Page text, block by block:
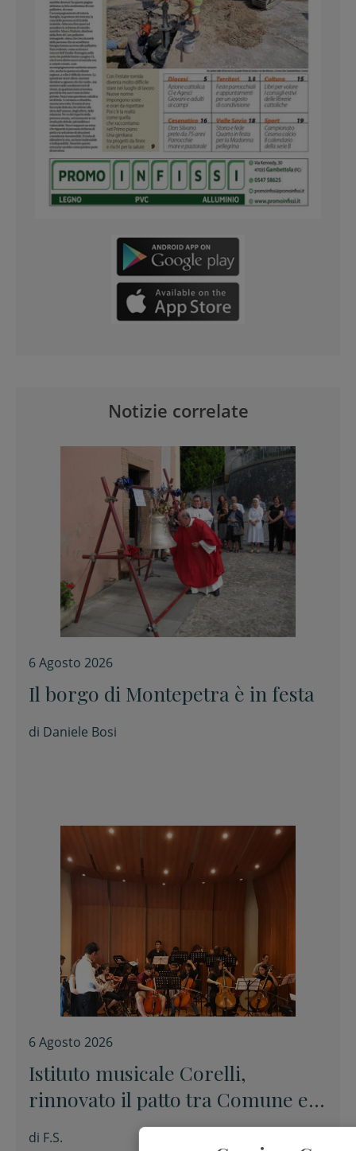
Notizie correlate
6 Agosto 2026
Il borgo di Montepetra è in festa
di Daniele Bosi
6 Agosto 2026
Istituto musicale Corelli,
rinnovato il patto tra Comune e
Conservatorio
di F.S.